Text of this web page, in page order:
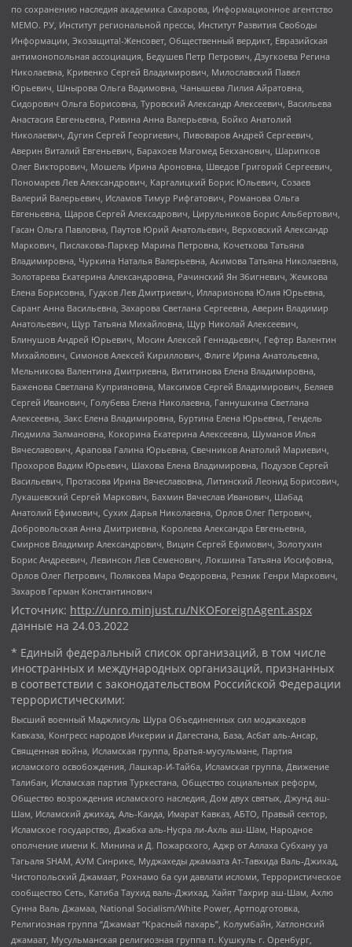
по сохранению наследия академика Сахарова, Информационное агентство
МЕМО. РУ, Институт региональной прессы, Институт Развития Свободы
Информации, Экозащита!-Женсовет, Общественный вердикт, Евразийская
антимонопольная ассоциация, Бедушев Петр Петрович, Дзугкоева Регина
Николаевна, Кривенко Сергей Владимирович, Милославский Павел
Юрьевич, Шнырова Ольга Вадимовна, Чанышева Лилия Айратовна,
Сидорович Ольга Борисовна, Туровский Александр Алексеевич, Васильева
Анастасия Евгеньевна, Ривина Анна Валерьевна, Бойко Анатолий
Николаевич, Дугин Сергей Георгиевич, Пивоваров Андрей Сергеевич,
Аверин Виталий Евгеньевич, Барахоев Магомед Бекханович, Шарипков
Олег Викторович, Мошель Ирина Ароновна, Шведов Григорий Сергеевич,
Пономарев Лев Александрович, Каргалицкий Борис Юльевич, Созаев
Валерий Валерьевич, Исламов Тимур Рифгатович, Романова Ольга
Евгеньевна, Щаров Сергей Алексадрович, Цирульников Борис Альбертович,
Гасан Ольга Павловна, Паутов Юрий Анатольевич, Верховский Александр
Маркович, Пислакова-Паркер Марина Петровна, Кочеткова Татьяна
Владимировна, Чуркина Наталья Валерьевна, Акимова Татьяна Николаевна,
Золотарева Екатерина Александровна, Рачинский Ян Збигневич, Жемкова
Елена Борисовна, Гудков Лев Дмитриевич, Илларионова Юлия Юрьевна,
Саранг Анна Васильевна, Захарова Светлана Сергеевна, Аверин Владимир
Анатольевич, Щур Татьяна Михайловна, Щур Николай Алексеевич,
Блинушов Андрей Юрьевич, Мосин Алексей Геннадьевич, Гефтер Валентин
Михайлович, Симонов Алексей Кириллович, Флиге Ирина Анатольевна,
Мельникова Валентина Дмитриевна, Вититинова Елена Владимировна,
Баженова Светлана Куприяновна, Максимов Сергей Владимирович, Беляев
Сергей Иванович, Голубева Елена Николаевна, Ганнушкина Светлана
Алексеевна, Закс Елена Владимировна, Буртина Елена Юрьевна, Гендель
Людмила Залмановна, Кокорина Екатерина Алексеевна, Шуманов Илья
Вячеславович, Арапова Галина Юрьевна, Свечников Анатолий Мариевич,
Прохоров Вадим Юрьевич, Шахова Елена Владимировна, Подузов Сергей
Васильевич, Протасова Ирина Вячеславовна, Литинский Леонид Борисович,
Лукашевский Сергей Маркович, Бахмин Вячеслав Иванович, Шабад
Анатолий Ефимович, Сухих Дарья Николаевна, Орлов Олег Петрович,
Добровольская Анна Дмитриевна, Королева Александра Евгеньевна,
Смирнов Владимир Александрович, Вицин Сергей Ефимович, Золотухин
Борис Андреевич, Левинсон Лев Семенович, Локшина Татьяна Иосифовна,
Орлов Олег Петрович, Полякова Мара Федоровна, Резник Генри Маркович,
Захаров Герман Константинович
Источник: http://unro.minjust.ru/NKOForeignAgent.aspx
данные на 24.03.2022
* Единый федеральный список организаций, в том числе
иностранных и международных организаций, признанных
в соответствии с законодательством Российской Федерации
террористическими:
Высший военный Маджлисуль Шура Объединенных сил моджахедов
Кавказа, Конгресс народов Ичкерии и Дагестана, База, Асбат аль-Ансар,
Священная война, Исламская группа, Братья-мусульмане, Партия
исламского освобождения, Лашкар-И-Тайба, Исламская группа, Движение
Талибан, Исламская партия Туркестана, Общество социальных реформ,
Общество возрождения исламского наследия, Дом двух святых, Джунд аш-
Шам, Исламский джихад, Аль-Каида, Имарат Кавказ, АБТО, Правый сектор,
Исламское государство, Джабха аль-Нусра ли-Ахль аш-Шам, Народное
ополчение имени К. Минина и Д. Пожарского, Аджр от Аллаха Субхану уа
Тагьаля SHAM, АУМ Синрике, Муджахеды джамаата Ат-Тавхида Валь-Джихад,
Чистопольский Джамаат, Рохнамо ба суи давлати исломи, Террористическое
сообщество Сеть, Катиба Таухид валь-Джихад, Хайят Тахрир аш-Шам, Ахлю
Сунна Валь Джамаа, National Socialism/White Power, Артподготовка,
Религиозная группа “Джамаат “Красный пахарь”, Колумбайн, Хатлонский
джамаат, Мусульманская религиозная группа п. Кушкуль г. Оренбург,